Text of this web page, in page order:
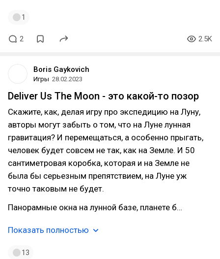
1
2 2.5K
Boris Gaykovich
Игры 28.02.2023
Deliver Us The Moon - это какой-то позор
Скажите, как, делая игру про экспедицию на Луну,
авторы могут забыть о том, что на Луне лунная
гравитация? И перемещаться, а особенно прыгать,
человек будет совсем не так, как на Земле. И 50
сантиметровая коробка, которая и на Земле не
была бы серьезным препятствием, на Луне уж
точно таковым не будет.
Панорамные окна на лунной базе, планете б…
Показать полностью
13